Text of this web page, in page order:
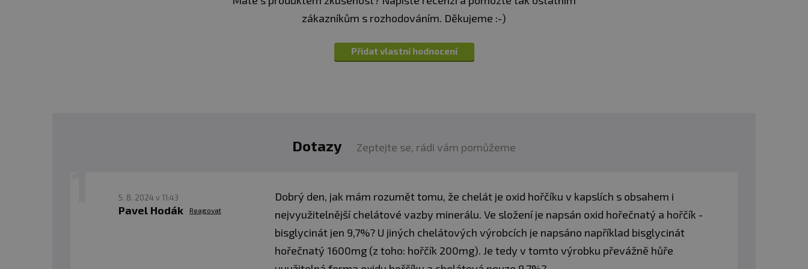
zákazníkům s rozhodováním. Děkujeme :-)
Přidat vlastní hodnocení
Dotazy Zeptejte se, rádi vám pomůžeme
5. 8. 2024 v 11:43
Pavel Hodák Reagovat
Dobrý den, jak mám rozumět tomu, že chelát je oxid hořčíku v kapslích s obsahem i
nejvyužitelnější chelátové vazby minerálu. Ve složení je napsán oxid hořečnatý a hořčík -
bisglycinát jen 9,7%? U jiných chelátových výrobcích je napsáno například bisglycinát
hořečnatý 1600mg (z toho: hořčík 200mg). Je tedy v tomto výrobku převážně hůře